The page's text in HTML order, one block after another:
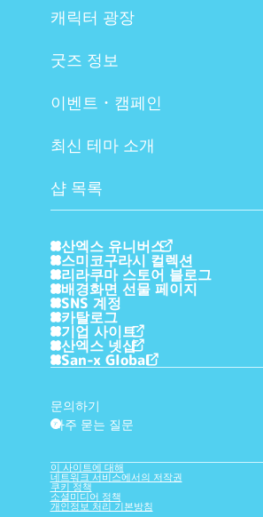
캐릭터 광장
굿즈 정보
이벤트・캠페인
최신 테마 소개
샵 목록
산엑스 유니버스
스미코구라시 컬렉션
리라쿠마 스토어 블로그
배경화면 선물 페이지
SNS 계정
카탈로그
기업 사이트
산엑스 넷샵
San-x Global
문의하기
?
자주 묻는 질문
이 사이트에 대해
네트워크 서비스에서의 저작권
쿠키 정책
소셜미디어 정책
개인정보 처리 기본방침